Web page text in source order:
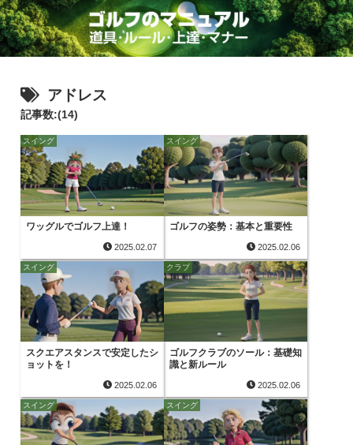
アドレス
記事数:(14)
スイング
ワッグルでゴルフ上達！
2025.02.07
スイング
ゴルフの姿勢：基本と重要性
2025.02.06
スイング
スクエアスタンスで安定したシ
ョットを！
2025.02.06
クラブ
ゴルフクラブのソール：基礎知
識と新ルール
2025.02.06
スイング スイング